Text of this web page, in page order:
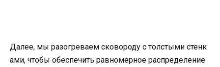
Далее, мы разогреваем сковороду с толстыми стенк
ами, чтобы обеспечить равномерное распределение